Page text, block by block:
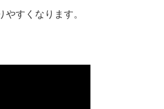
すくなります。